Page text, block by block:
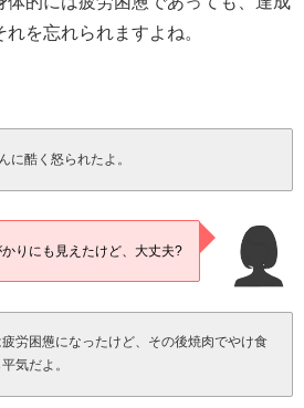
を忘れられますよね。
に酷く怒られたよ。
りにも見えたけど、大丈夫?
労困憊になったけど、その後焼肉でやけ食
気だよ。